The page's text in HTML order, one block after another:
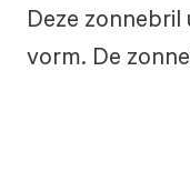
Deze
vorm. De